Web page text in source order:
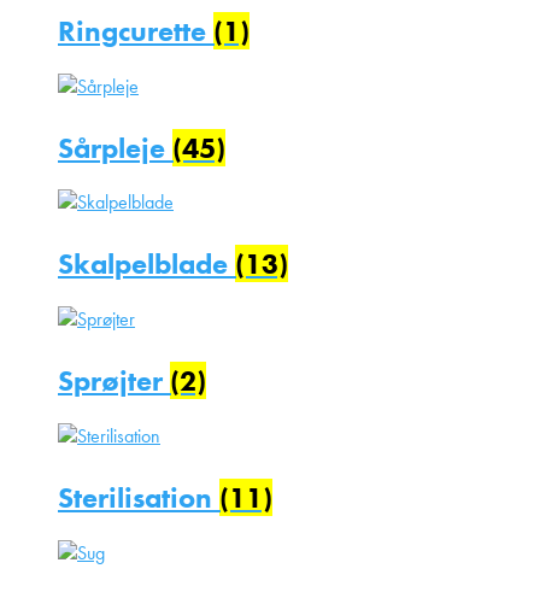
Ringcurette (1)
Sårpleje (45)
Skalpelblade (13)
Sprøjter (2)
Sterilisation (11)